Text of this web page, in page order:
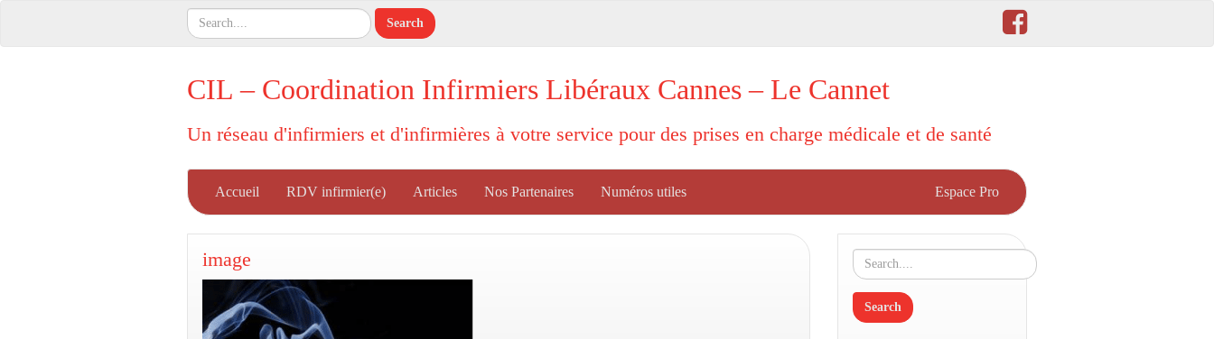
CIL – Coordination Infirmiers Libéraux Cannes – Le Cannet
Un réseau d'infirmiers et d'infirmières à votre service pour des prises en charge médicale et de santé
Accueil RDV infirmier(e) Articles Nos Partenaires Numéros utiles Espace Pro
image